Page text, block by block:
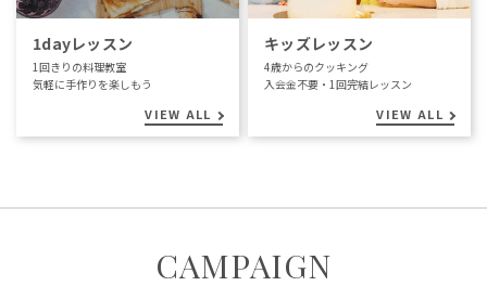
1dayレッスン
1回きりの料理教室
気軽に手作りを楽しもう
VIEW ALL
キッズレッスン
4歳からのクッキング
入会金不要・1回完結レッスン
VIEW ALL
CAMPAIGN